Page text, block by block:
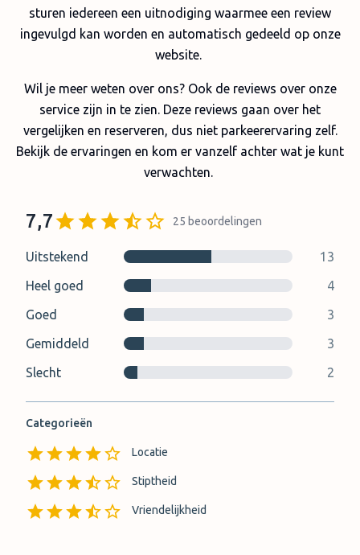
sturen iedereen een uitnodiging waarmee een review
ingevulgd kan worden en automatisch gedeeld op onze
website.
Wil je meer weten over ons? Ook de reviews over onze
service zijn in te zien. Deze reviews gaan over het
vergelijken en reserveren, dus niet parkeerervaring zelf.
Bekijk de ervaringen en kom er vanzelf achter wat je kunt
verwachten.
7,7 25 beoordelingen
Uitstekend
13
Heel goed
4
Goed
3
Gemiddeld
3
Slecht
2
Categorieën
Locatie
Stiptheid
Vriendelijkheid